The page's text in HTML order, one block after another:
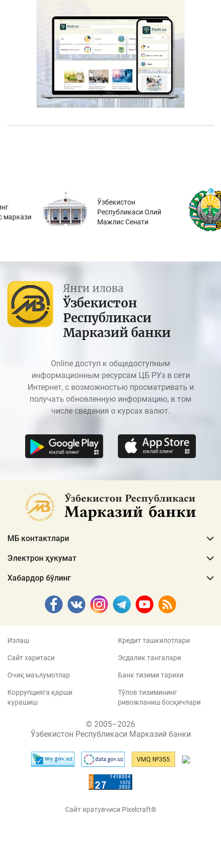
маркази
Ўзбекистон
Республикаси Олий
Мажлис Сенати
Янги илова
Ўзбекистон
Республикаси
Марказий банки
Online доступ к общедоступным
информационным ресурсам ЦБ РУз в сети
Интернет, с возможностью просматривать и
получать обновленную информацию, в том
числе сведения о курсах валют.
МБ контактлари
Электрон ҳукумат
Хабардор бўлинг
Излаш
Сайт харитаси
Очиқ маълумотлар
Коррупцияга қарши
курашиш
Кредит ташкилотлари
Эсдалик тангалари
Банк тизими тарихи
Тўлов тизимининг
ривожланиш босқичлари
© 2005–2026
Ўзбекистон Республикаси Марказий банки
Сайт яратувчиси Pixelcraft®